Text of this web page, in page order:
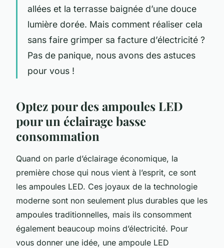
allées et la terrasse baignée d’une douce
lumière dorée. Mais comment réaliser cela
sans faire grimper sa facture d’électricité ?
Pas de panique, nous avons des astuces
pour vous !
Optez pour des ampoules LED
pour un éclairage basse
consommation
Quand on parle d’éclairage économique, la
première chose qui nous vient à l’esprit, ce sont
les ampoules LED. Ces joyaux de la technologie
moderne sont non seulement plus durables que les
ampoules traditionnelles, mais ils consomment
également beaucoup moins d’électricité. Pour
vous donner une idée, une ampoule LED